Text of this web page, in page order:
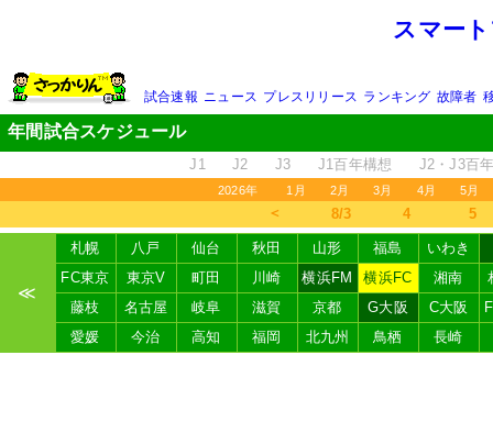
スマー
試合速報 ニュース プレスリリース ランキング 故障者
年間試合スケジュール
J1 J2 J3 J1百年構想 J2・J3百
2026年 1月 2月 3月 4月 5月
＜ 8/3 4 5
≪
札幌 八戸 仙台 秋田 山形 福島
いわき
FC東京
東京V 町田 川崎 横浜FM 横浜FC 湘南
藤枝
名古屋 岐阜 滋賀 京都 G大阪 C大阪
愛媛
今治 高知 福岡 北九州 鳥栖 長崎